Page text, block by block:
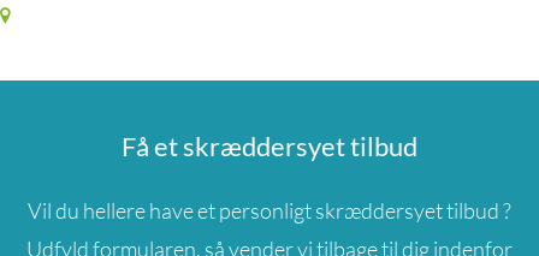
Få et skræddersyet tilbud
Vil du hellere have et personligt skræddersyet tilbud ?
Udfyld formularen, så vender vi tilbage til dig indenfor